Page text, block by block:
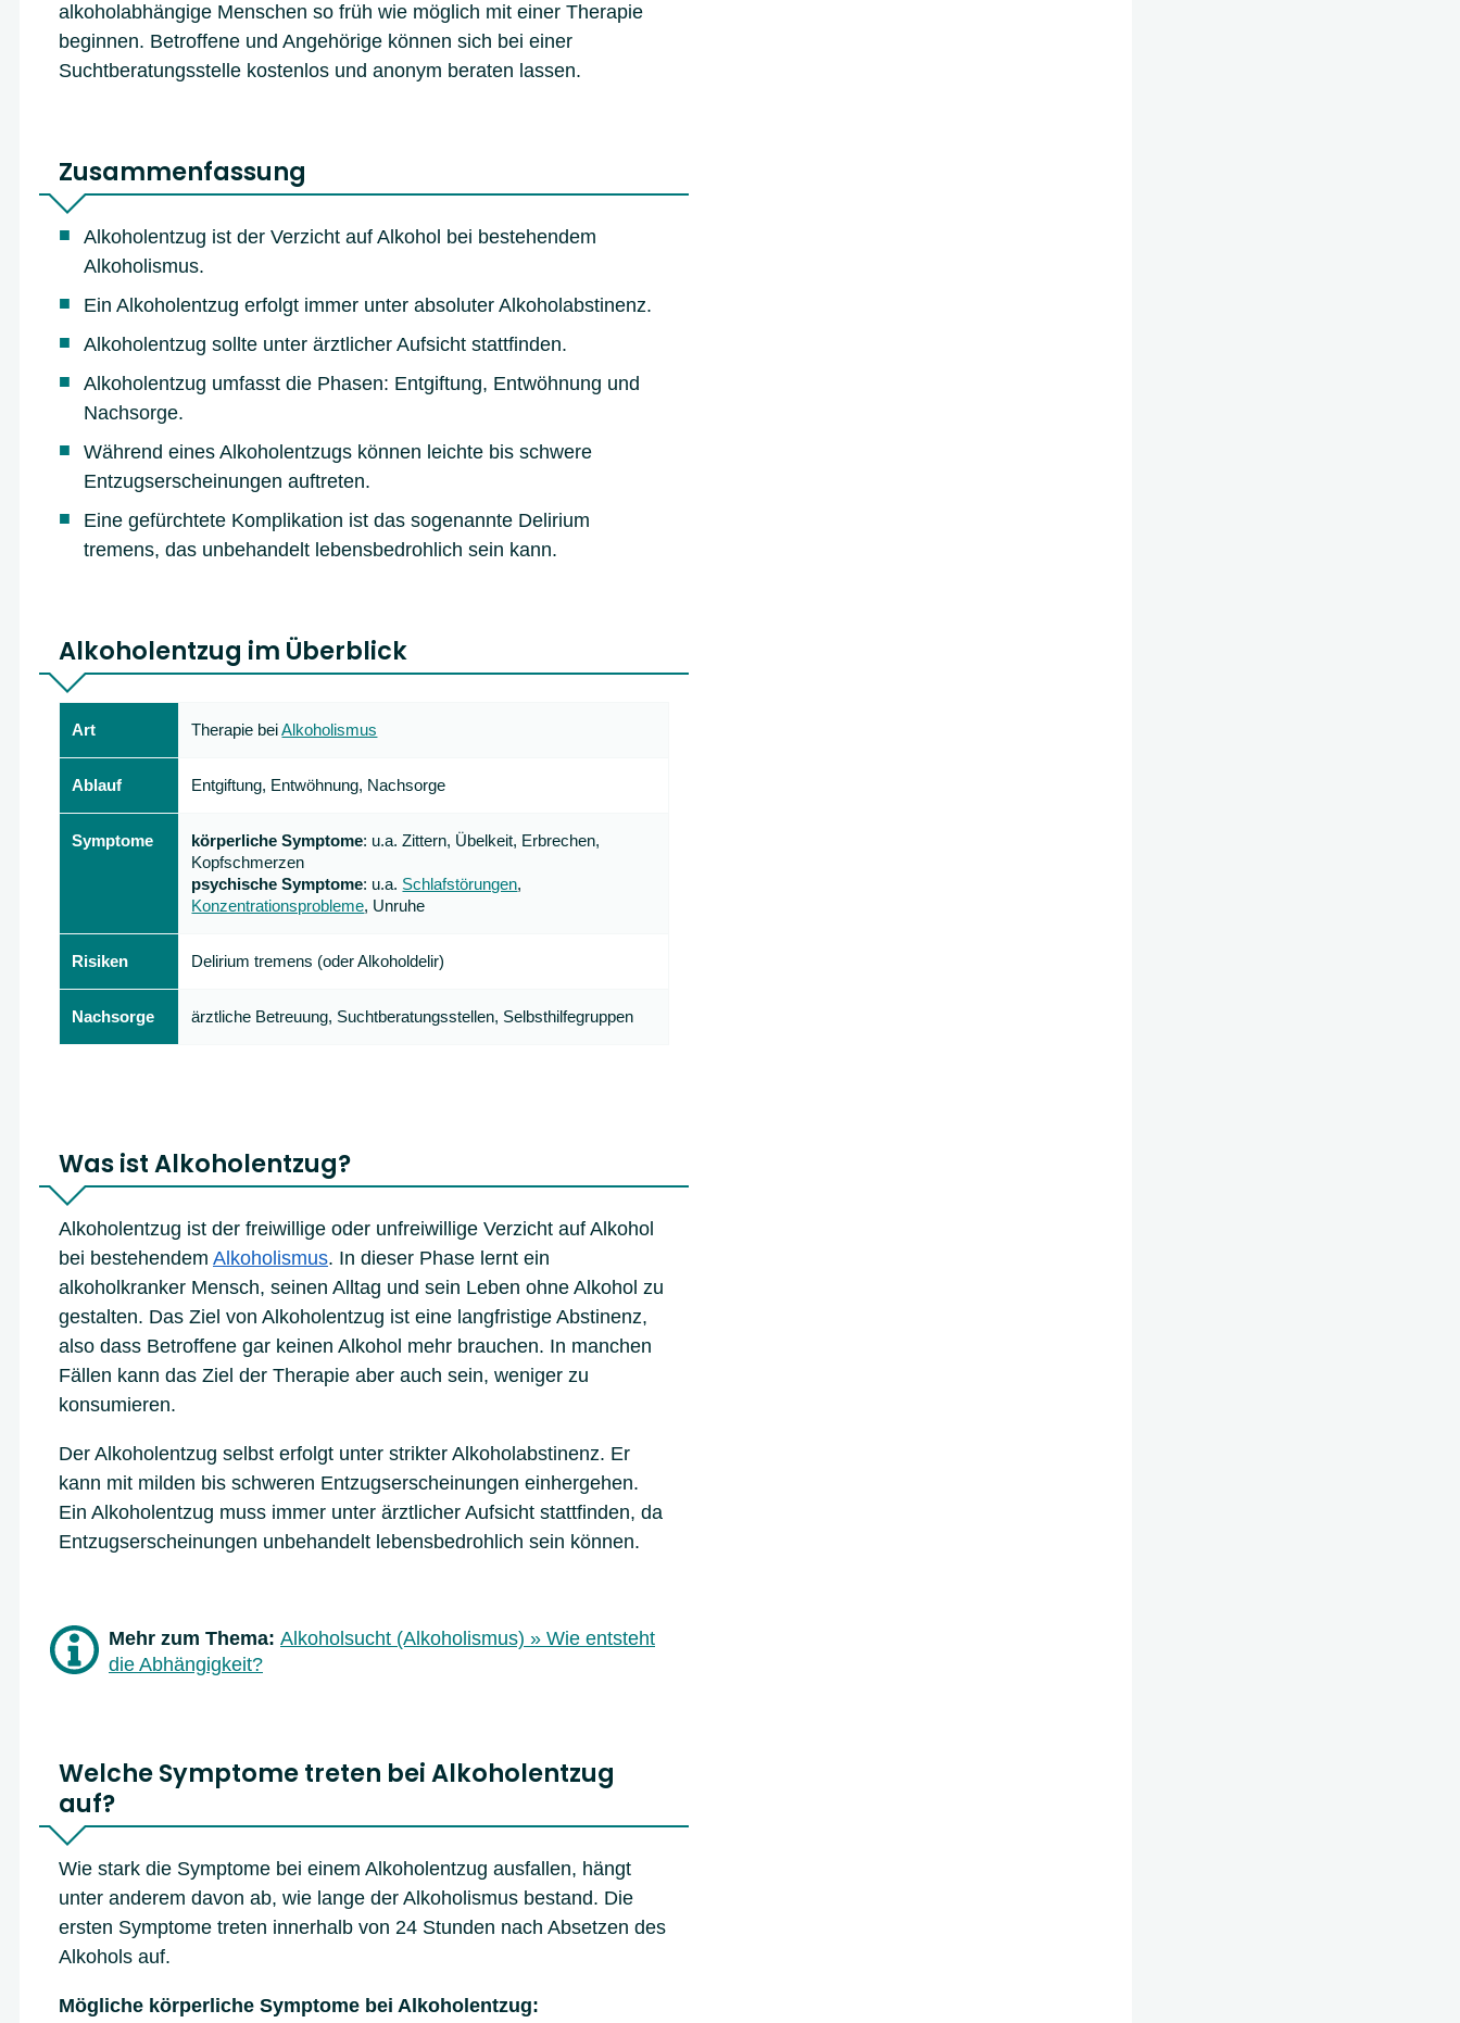
alkoholabhängige Menschen so früh wie möglich mit einer Therapie
beginnen. Betroffene und Angehörige können sich bei einer
Suchtberatungsstelle kostenlos und anonym beraten lassen.
Zusammenfassung
Alkoholentzug ist der Verzicht auf Alkohol bei bestehendem
Alkoholismus.
Ein Alkoholentzug erfolgt immer unter absoluter Alkoholabstinenz.
Alkoholentzug sollte unter ärztlicher Aufsicht stattfinden.
Alkoholentzug umfasst die Phasen: Entgiftung, Entwöhnung und
Nachsorge.
Während eines Alkoholentzugs können leichte bis schwere
Entzugserscheinungen auftreten.
Eine gefürchtete Komplikation ist das sogenannte Delirium
tremens, das unbehandelt lebensbedrohlich sein kann.
Alkoholentzug im Überblick
Art Therapie beiAlkoholismus
Ablauf Entgiftung, Entwöhnung, Nachsorge
Symptome körperliche Symptome: u.a. Zittern, Übelkeit, Erbrechen,
Kopfschmerzen
psychische Symptome: u.a. Schlafstörungen,
Konzentrationsprobleme, Unruhe
Risiken Delirium tremens (oder Alkoholdelir)
Nachsorge ärztliche Betreuung, Suchtberatungsstellen, Selbsthilfegruppen
Was ist Alkoholentzug?
Alkoholentzug ist der freiwillige oder unfreiwillige Verzicht auf Alkohol
bei bestehendem Alkoholismus. In dieser Phase lernt ein
alkoholkranker Mensch, seinen Alltag und sein Leben ohne Alkohol zu
gestalten. Das Ziel von Alkoholentzug ist eine langfristige Abstinenz,
also dass Betroffene gar keinen Alkohol mehr brauchen. In manchen
Fällen kann das Ziel der Therapie aber auch sein, weniger zu
konsumieren.
Der Alkoholentzug selbst erfolgt unter strikter Alkoholabstinenz. Er
kann mit milden bis schweren Entzugserscheinungen einhergehen.
Ein Alkoholentzug muss immer unter ärztlicher Aufsicht stattfinden, da
Entzugserscheinungen unbehandelt lebensbedrohlich sein können.
Mehr zum Thema: Alkoholsucht (Alkoholismus) » Wie entsteht
die Abhängigkeit?
Welche Symptome treten bei Alkoholentzug
auf?
Wie stark die Symptome bei einem Alkoholentzug ausfallen, hängt
unter anderem davon ab, wie lange der Alkoholismus bestand. Die
ersten Symptome treten innerhalb von 24 Stunden nach Absetzen des
Alkohols auf.
Mögliche körperliche Symptome bei Alkoholentzug: